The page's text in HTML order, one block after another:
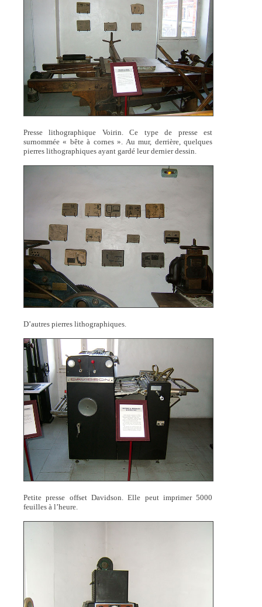
Presse lithographique Voirin. Ce type de presse est
surnommée « bête à cornes ». Au mur, derrière, quelques
pierres lithographiques ayant gardé leur dernier dessin.
D’autres pierres lithographiques.
Petite presse offset Davidson. Elle peut imprimer 5000
feuilles à l’heure.